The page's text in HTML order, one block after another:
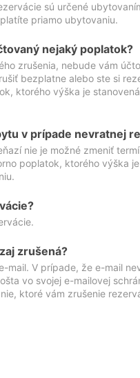
sú určené
priamo ubytovaniu.
nejaký poplatok?
zrušenia, nebude vám
bezplatne alebo ste si
ktorého výška je
v prípade nevratnej
nie je možné zmeniť
poplatok, ktorého výška
zrušená?
V prípade, že e-mail
vo svojej e-mailovej
ktoré vám zrušenie